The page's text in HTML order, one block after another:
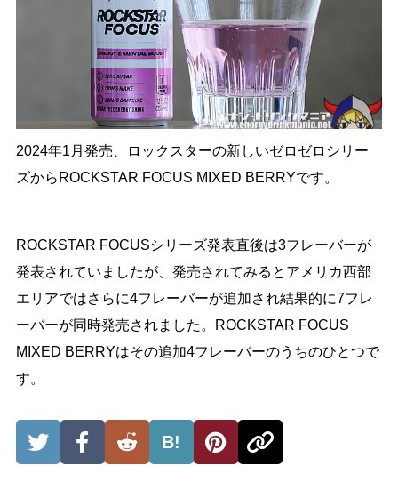
2024年1月発売、ロックスターの新しいゼロゼロシリー
ズからROCKSTAR FOCUS MIXED BERRYです。
ROCKSTAR FOCUSシリーズ発表直後は3フレーバーが
発表されていましたが、発売されてみるとアメリカ西部
エリアではさらに4フレーバーが追加され結果的に7フレ
ーバーが同時発売されました。ROCKSTAR FOCUS
MIXED BERRYはその追加4フレーバーのうちのひとつで
す。
B!